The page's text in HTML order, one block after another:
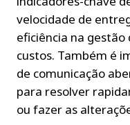
velocidade de
eficiência na
custos. Também é
de comunicação
para resolver
ou fazer as